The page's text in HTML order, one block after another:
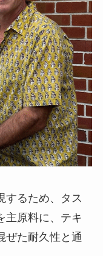
するため、タス
主原料に、テキ
ぜた耐久性と通